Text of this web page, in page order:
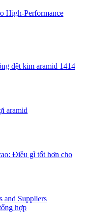
High-Performance
dệt kim aramid 1414
aramid
Điều gì tốt hơn cho
hợp